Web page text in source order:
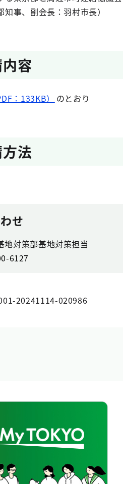
知事、副会長：羽村市長）
容
：133KB） のとおり
法
せ
地対策部基地対策担当
6127
20241114-020986